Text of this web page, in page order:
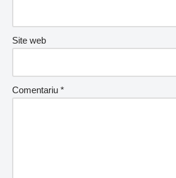
Site web
Comentariu *